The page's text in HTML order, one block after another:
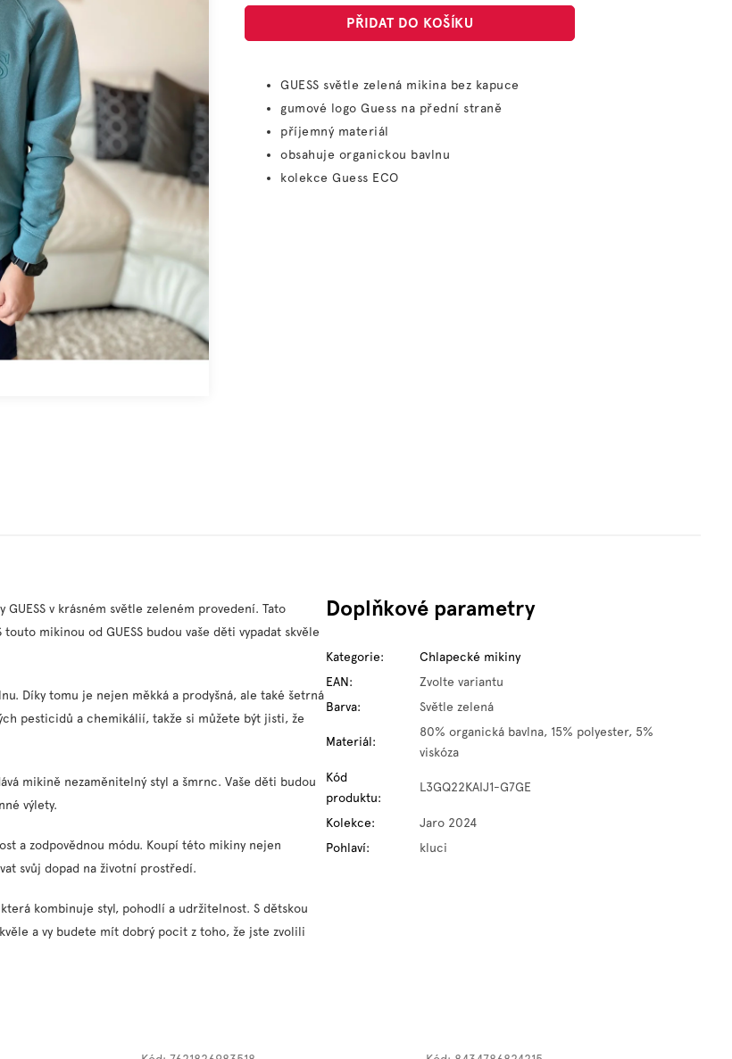
PŘIDAT DO KOŠÍKU
GUESS světle zelená mikina bez kapuce
gumové logo Guess na přední straně
příjemný materiál
obsahuje organickou bavlnu
kolekce Guess ECO
v krásném světle zeleném provedení. Tato
mikinou od GUESS budou vaše děti vypadat skvěle
Díky tomu je nejen měkká a prodyšná, ale také šetrná
pesticidů a chemikálií, takže si můžete být jisti, že
mikině nezaměnitelný styl a šmrnc. Vaše děti budou
výlety.
a zodpovědnou módu. Koupí této mikiny nejen
svůj dopad na životní prostředí.
kombinuje styl, pohodlí a udržitelnost. S dětskou
a vy budete mít dobrý pocit z toho, že jste zvolili
Doplňkové parametry
Kategorie:
Chlapecké mikiny
EAN:
Zvolte variantu
Barva: Světle zelená
Materiál:
80% organická bavlna, 15% polyester, 5%
viskóza
Kód
produktu:
L3GQ22KAIJ1-G7GE
Kolekce:
Jaro 2024
Pohlaví: kluci